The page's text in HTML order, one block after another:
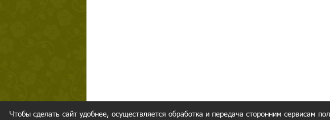
Чтобы сделать сайт удобнее, осуществляется обработка и передача сторонним сервисам